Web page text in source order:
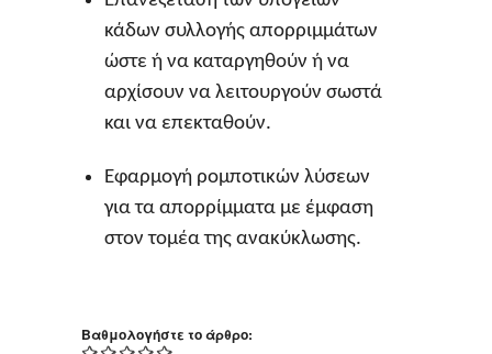
κάδων συλλογής απορριμμάτων
ώστε ή να καταργηθούν ή να
αρχίσουν να λειτουργούν σωστά
και να επεκταθούν.
Εφαρμογή ρομποτικών λύσεων
για τα απορρίμματα με έμφαση
στον τομέα της ανακύκλωσης.
Βαθμολογήστε το άρθρο: